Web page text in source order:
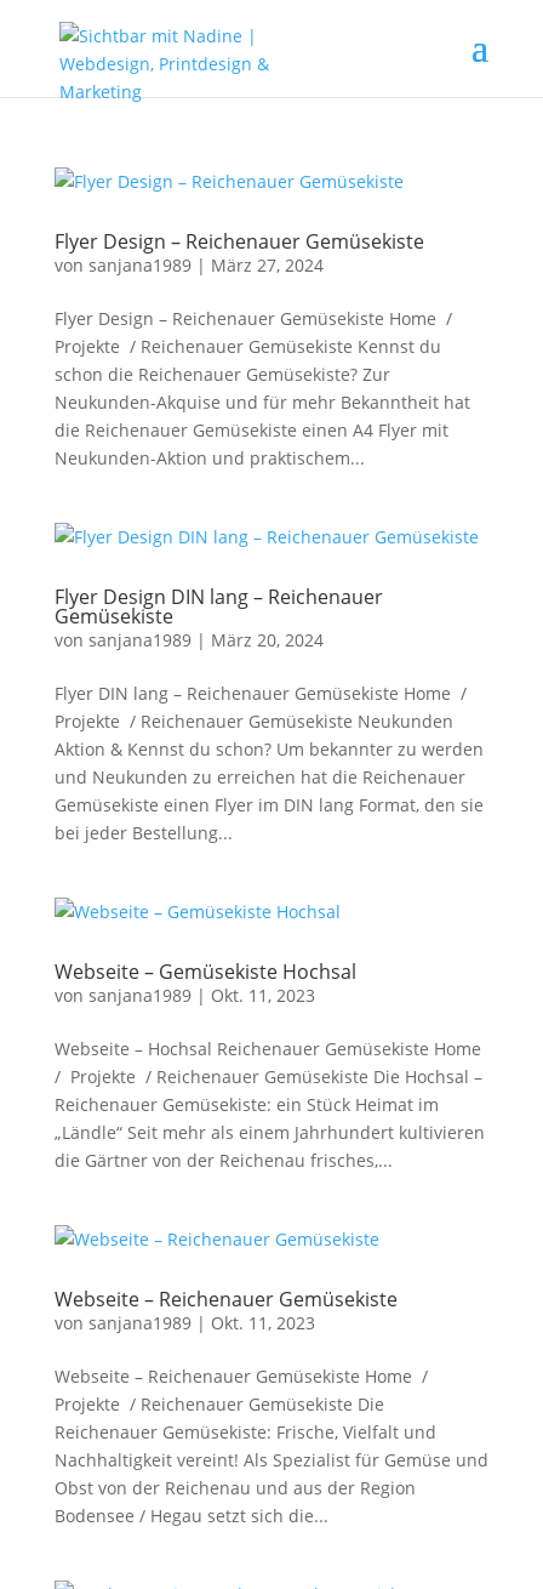
Flyer Design – Reichenauer Gemüsekiste
von sanjana1989| März 27, 2024
Flyer Design – Reichenauer Gemüsekiste Home /
Projekte / Reichenauer Gemüsekiste Kennst du
schon die Reichenauer Gemüsekiste? Zur
Neukunden-Akquise und für mehr Bekanntheit hat
die Reichenauer Gemüsekiste einen A4 Flyer mit
Neukunden-Aktion und praktischem...
Flyer Design DIN lang – Reichenauer
Gemüsekiste
von sanjana1989| März 20, 2024
Flyer DIN lang – Reichenauer Gemüsekiste Home /
Projekte / Reichenauer Gemüsekiste Neukunden
Aktion & Kennst du schon? Um bekannter zu werden
und Neukunden zu erreichen hat die Reichenauer
Gemüsekiste einen Flyer im DIN lang Format, den sie
bei jeder Bestellung...
Webseite – Gemüsekiste Hochsal
von sanjana1989| Okt. 11, 2023
Webseite – Hochsal Reichenauer Gemüsekiste Home
/ Projekte / Reichenauer Gemüsekiste Die Hochsal –
Reichenauer Gemüsekiste: ein Stück Heimat im
„Ländle“ Seit mehr als einem Jahrhundert kultivieren
die Gärtner von der Reichenau frisches,...
Webseite – Reichenauer Gemüsekiste
von sanjana1989| Okt. 11, 2023
Webseite – Reichenauer Gemüsekiste Home /
Projekte / Reichenauer Gemüsekiste Die
Reichenauer Gemüsekiste: Frische, Vielfalt und
Nachhaltigkeit vereint! Als Spezialist für Gemüse und
Obst von der Reichenau und aus der Region
Bodensee / Hegau setzt sich die...